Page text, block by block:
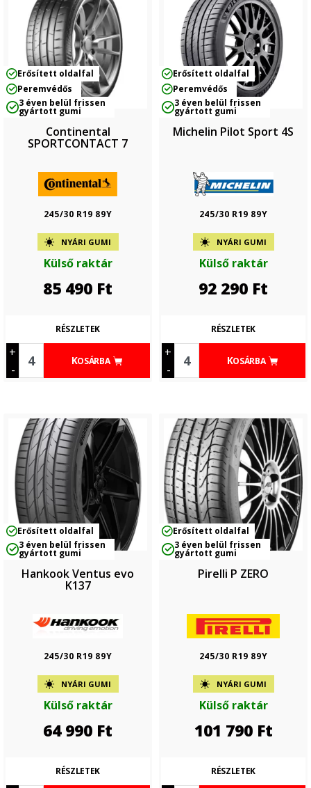
Erősített oldalfal
Peremvédős
3 éven belül frissen
gyártott gumi
Continental
SPORTCONTACT 7
245/30 R19 89Y
NYÁRI GUMI
Külső raktár
85 490 Ft
+
-
KOSÁRBA
RÉSZLETEK
Erősített oldalfal
Peremvédős
3 éven belül frissen
gyártott gumi
Michelin Pilot Sport 4S
245/30 R19 89Y
NYÁRI GUMI
Külső raktár
92 290 Ft
+
-
KOSÁRBA
RÉSZLETEK
Erősített oldalfal
3 éven belül frissen
gyártott gumi
Hankook Ventus evo
K137
245/30 R19 89Y
NYÁRI GUMI
Külső raktár
64 990 Ft
RÉSZLETEK
Erősített oldalfal
3 éven belül frissen
gyártott gumi
Pirelli P ZERO
245/30 R19 89Y
NYÁRI GUMI
Külső raktár
101 790 Ft
RÉSZLETEK